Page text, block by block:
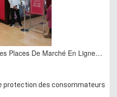
Places De Marché En Ligne…
protection des consommateurs